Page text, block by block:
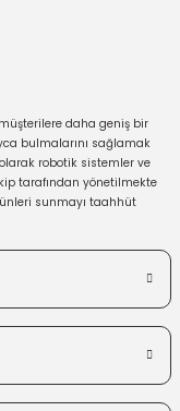
daha geniş bir
bulmalarını sağlamak
robotik sistemler ve
tarafından yönetilmekte
sunmayı taahhüt